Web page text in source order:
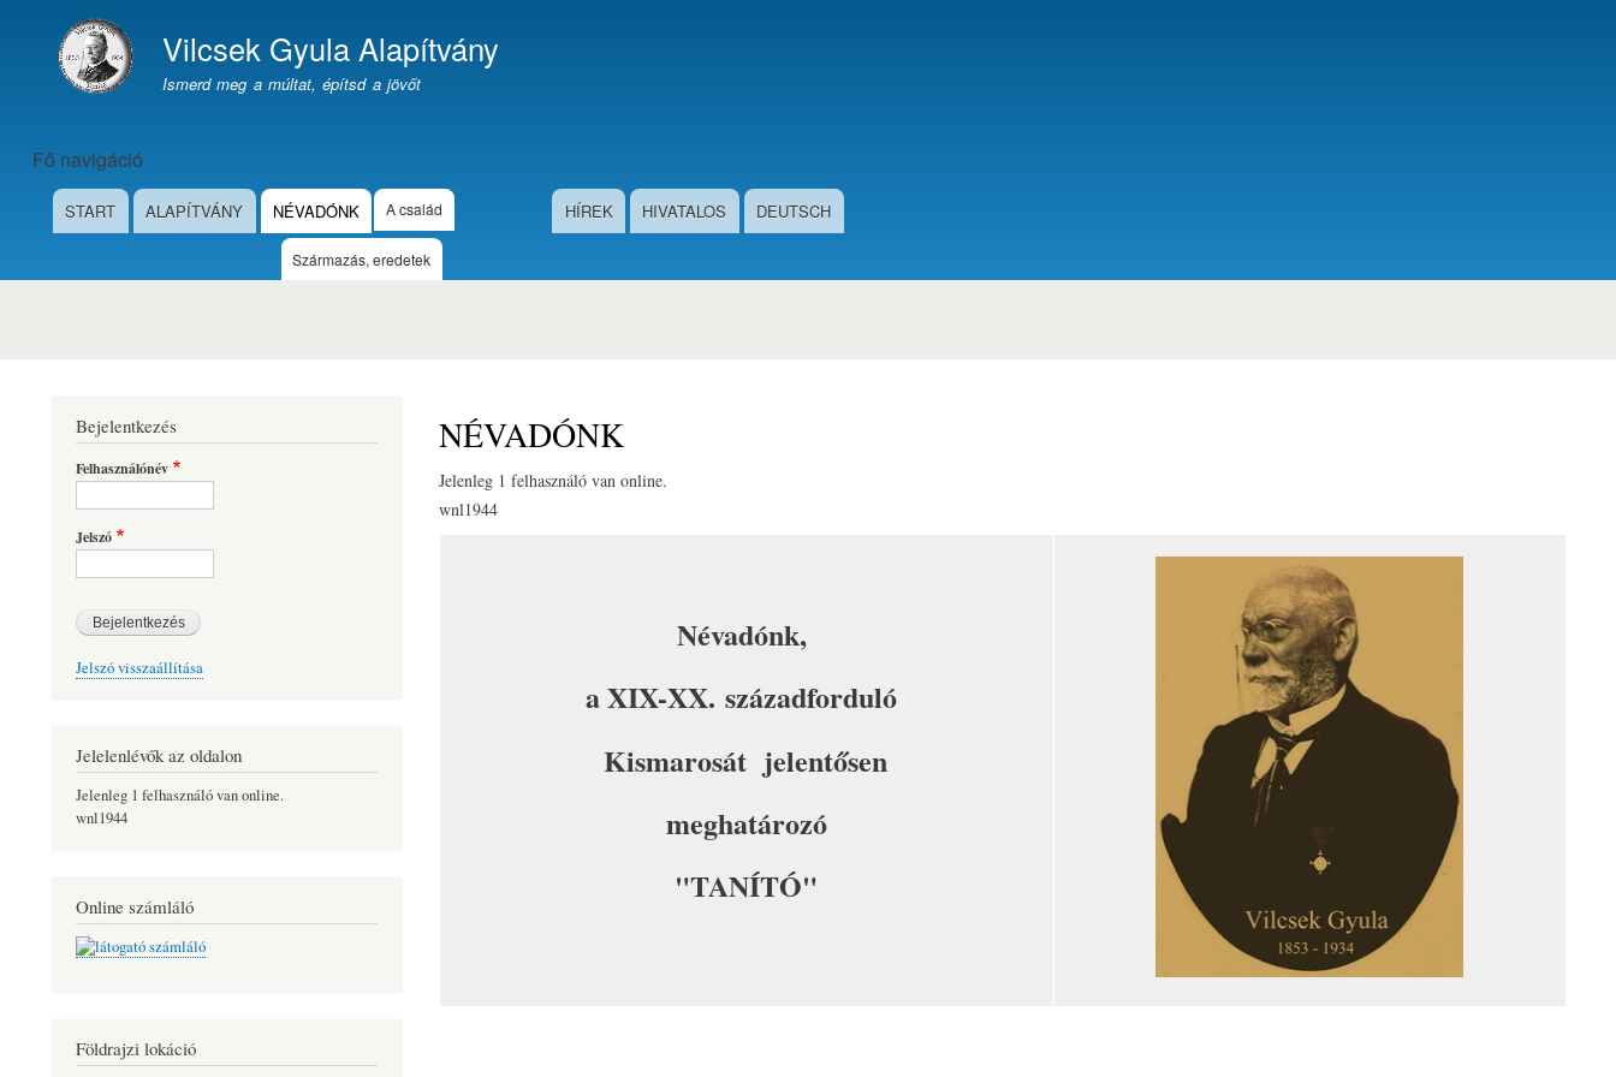
Webhely márkázásaVilcsek Gyula Alapítvány
Ismerd meg a múltat, építsd a jövőt
Fő navigáció
START ALAPÍTVÁNY NÉVADÓNK A család
Származás, eredetek
HÍREK HIVATALOS DEUTSCH
NÉVADÓNK
Jelenleg 1 felhasználó van online.
wnl1944
Névadónk,
a XIX-XX. századforduló
Kismarosát jelentősen
meghatározó
"TANÍTÓ"
Bejelentkezés
Felhasználónév
Jelszó
Jelszó visszaállítása
Jelelenlévők az oldalon
Jelenleg 1 felhasználó van online.
wnl1944
Online számláló
Földrajzi lokáció